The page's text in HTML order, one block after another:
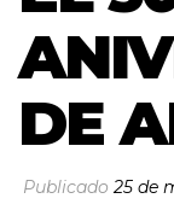
DE
Publicado25 de